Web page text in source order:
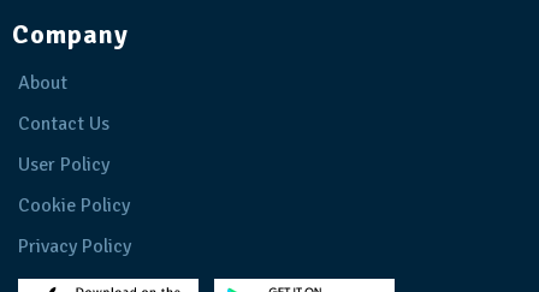
Company
About
Contact Us
User Policy
Cookie Policy
Privacy Policy